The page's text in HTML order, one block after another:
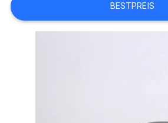
NACHRICHTEN
BESTPREIS